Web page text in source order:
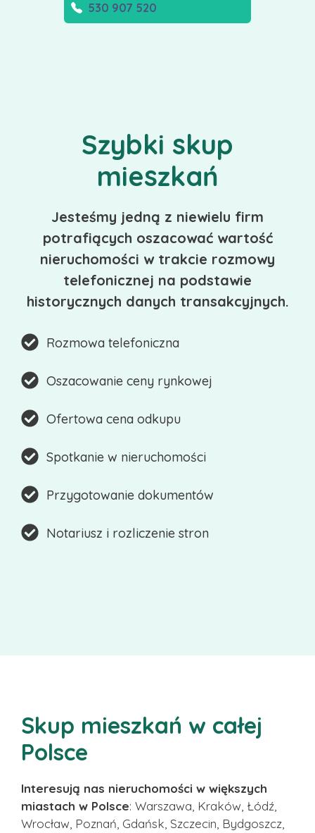
530 907 520
Szybki skup
mieszkań
Jesteśmy jedną z niewielu firm
potrafiących oszacować wartość
nieruchomości w trakcie rozmowy
telefonicznej na podstawie
historycznych danych transakcyjnych.
Rozmowa telefoniczna
Oszacowanie ceny rynkowej
Ofertowa cena odkupu
Spotkanie w nieruchomości
Przygotowanie dokumentów
Notariusz i rozliczenie stron
Skup mieszkań w całej
Polsce
Interesują nas nieruchomości w większych
miastach w Polsce: Warszawa, Kraków, Łódź,
Wrocław, Poznań, Gdańsk, Szczecin, Bydgoszcz,